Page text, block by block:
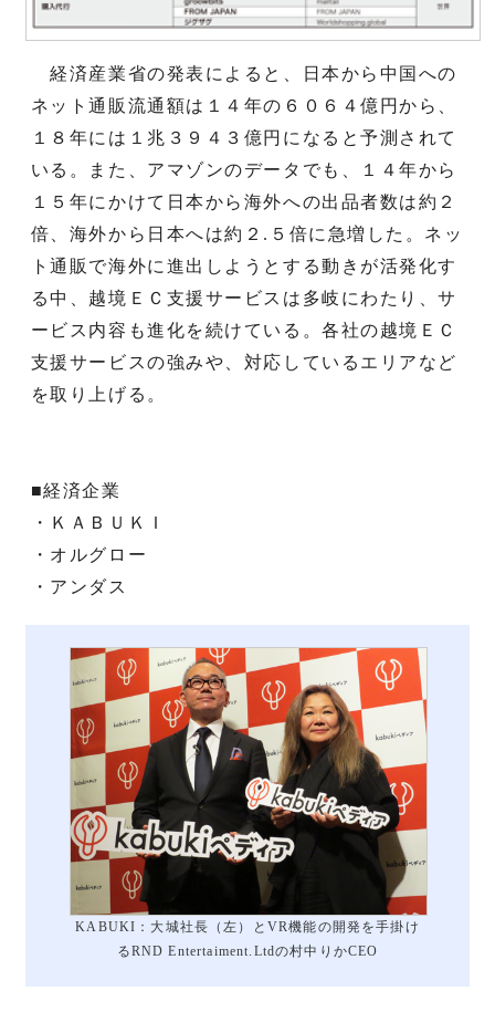
経済産業省の発表によると、日本から中国への
ネット通販流通額は１４年の６０６４億円から、
１８年には１兆３９４３億円になると予測されて
いる。また、アマゾンのデータでも、１４年から
１５年にかけて日本から海外への出品者数は約２
倍、海外から日本へは約２.５倍に急増した。ネッ
ト通販で海外に進出しようとする動きが活発化す
る中、越境ＥＣ支援サービスは多岐にわたり、サ
ービス内容も進化を続けている。各社の越境ＥＣ
支援サービスの強みや、対応しているエリアなど
を取り上げる。
■経済企業
・ＫＡＢＵＫＩ
・オルグロー
・アンダス
KABUKI：大城社長（左）とVR機能の開発を手掛け
るRND Entertaiment.Ltdの村中りかCEO